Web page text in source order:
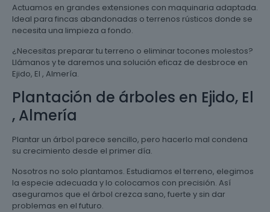
Actuamos en grandes extensiones con maquinaria adaptada.
Ideal para fincas abandonadas o terrenos rústicos donde se
necesita una limpieza a fondo.
¿Necesitas preparar tu terreno o eliminar tocones molestos?
Llámanos y te daremos una solución eficaz de desbroce en
Ejido, El , Almería.
Plantación de árboles en Ejido, El
, Almería
Plantar un árbol parece sencillo, pero hacerlo mal condena
su crecimiento desde el primer día.
Nosotros no solo plantamos. Estudiamos el terreno, elegimos
la especie adecuada y lo colocamos con precisión. Así
aseguramos que el árbol crezca sano, fuerte y sin dar
problemas en el futuro.